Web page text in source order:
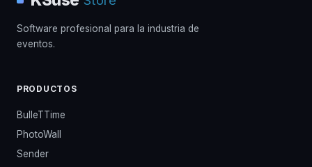
Software profesional para la industria de
eventos.
PRODUCTOS
BulleTTime
PhotoWall
Sender